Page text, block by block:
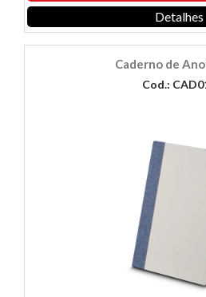
Detalhes
Caderno de
Cod.: